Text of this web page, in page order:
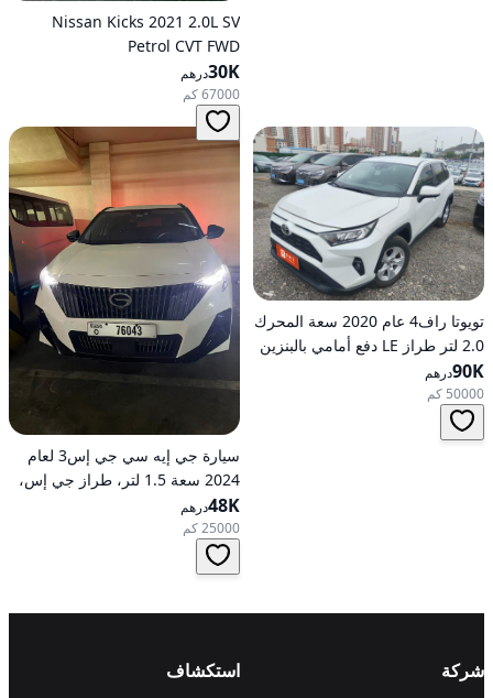
Nissan Kicks 2021 2.0L SV
Petrol CVT FWD
30Kدرهم
67000 كم
تويوتا راف4 عام 2020 سعة المحرك
2.0 لتر طراز LE دفع أمامي بالبنزين
أوتوماتيكي
90Kدرهم
50000 كم
سيارة جي إيه سي جي إس3 لعام
2024 سعة 1.5 لتر، طراز جي إس،
تعمل بالبنزين، ناقل حركة
أوتوماتيكي، دفع أمامي
48Kدرهم
25000 كم
شركة استكشاف